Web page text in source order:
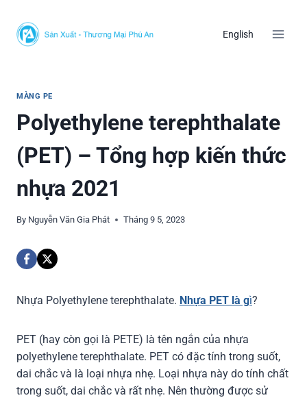
content
English
MÀNG PE
Polyethylene terephthalate
(PET) – Tổng hợp kiến thức
nhựa 2021
By Nguyễn Văn Gia Phát Tháng 9 5, 2023
Nhựa Polyethylene terephthalate. Nhựa PET là gì?
PET (hay còn gọi là PETE) là tên ngắn của nhựa
polyethylene terephthalate. PET có đặc tính trong suốt,
dai chắc và là loại nhựa nhẹ. Loại nhựa này do tính chất
trong suốt, dai chắc và rất nhẹ. Nên thường được sử